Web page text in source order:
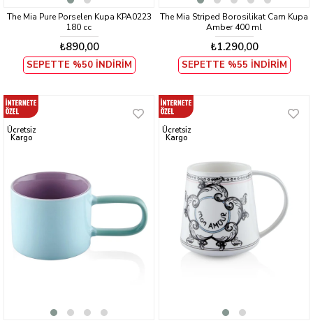
The Mia Pure Porselen Kupa KPA0223
180 cc
₺890,00
SEPETTE %50 İNDİRİM
The Mia Striped Borosilikat Cam Kupa
Amber 400 ml
₺1.290,00
SEPETTE %55 İNDİRİM
Ücretsiz
Kargo
Ücretsiz
Kargo